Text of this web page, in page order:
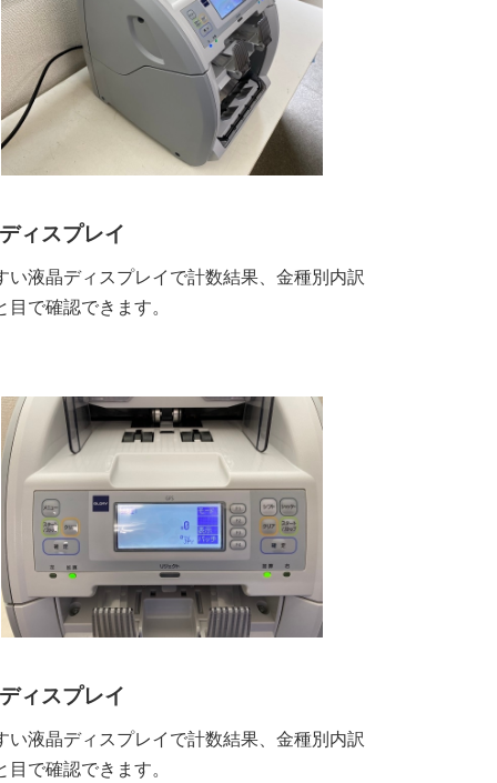
ィスプレイ
い液晶ディスプレイで計数結果、金種別内訳
目で確認できます。
ィスプレイ
い液晶ディスプレイで計数結果、金種別内訳
目で確認できます。